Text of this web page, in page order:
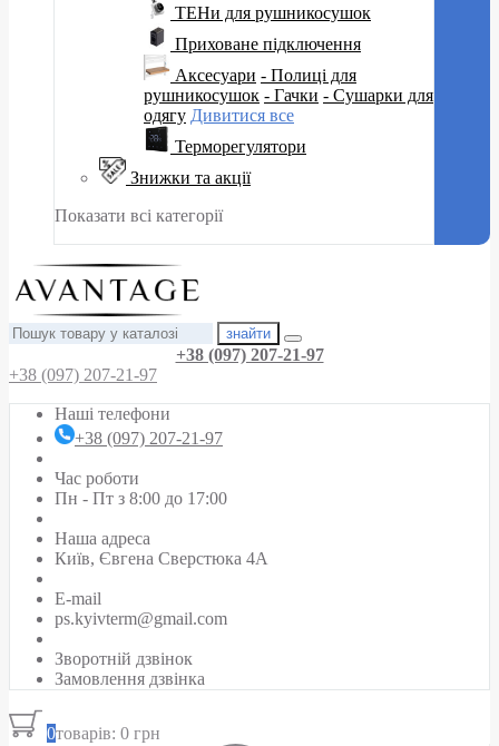
ТЕНи для рушникосушок
Приховане підключення
Аксесуари - Полиці для
рушникосушок - Гачки - Сушарки для
одягу Дивитися все
Терморегулятори
Знижки та акції
Показати всі категорії
знайти
+38 (097) 207-21-97
+38 (097) 207-21-97
Наші телефони
+38 (097) 207-21-97
Час роботи
Пн - Пт з 8:00 до 17:00
Наша адреса
Київ, Євгена Сверстюка 4А
E-mail
ps.kyivterm@gmail.com
Зворотній дзвінок
Замовлення дзвінка
0товарів: 0 грн